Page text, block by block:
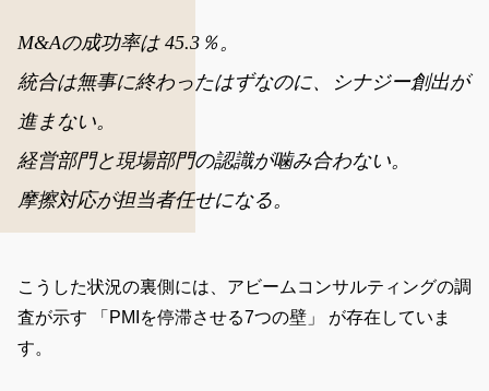
M&Aの成功率は 45.3％。
統合は無事に終わったはずなのに、シナジー創出が
進まない。
経営部門と現場部門の認識が噛み合わない。
摩擦対応が担当者任せになる。
こうした状況の裏側には、アビームコンサルティングの調
査が示す 「PMIを停滞させる7つの壁」 が存在していま
す。